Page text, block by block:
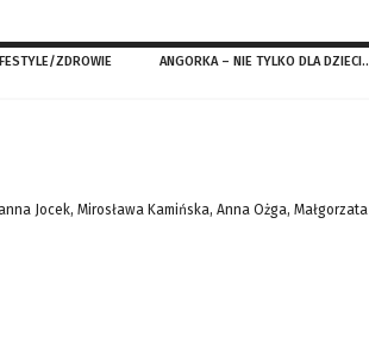
ZDROWIE ANGORKA – NIE TYLKO DLA
Jocek, Mirosława Kamińska, Anna Ożga,